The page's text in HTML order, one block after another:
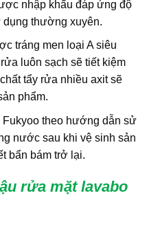
nhập khẩu đáp ứng độ
dụng thường xuyên.
tráng men loại A siêu
luôn sạch sẽ tiết kiệm
tẩy rửa nhiều axit sẽ
phẩm.
theo hướng dẫn sử
nước sau khi vệ sinh sản
bẩn bám trở lại.
rửa mặt lavabo